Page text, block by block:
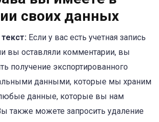
своих данных
Если у вас есть учетная запись
вы оставляли комментарии, вы
получение экспортированного
данными, которые мы храним
данные, которые вы нам
также можете запросить удаление